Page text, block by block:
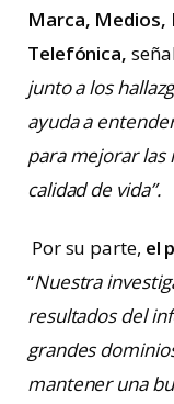
Marca, Medios,
Telefónica,
junto a los
ayuda a
para mejorar las
calidad de vida”.
Por su parte, el
“Nuestra
resultados del
grandes
mantener una